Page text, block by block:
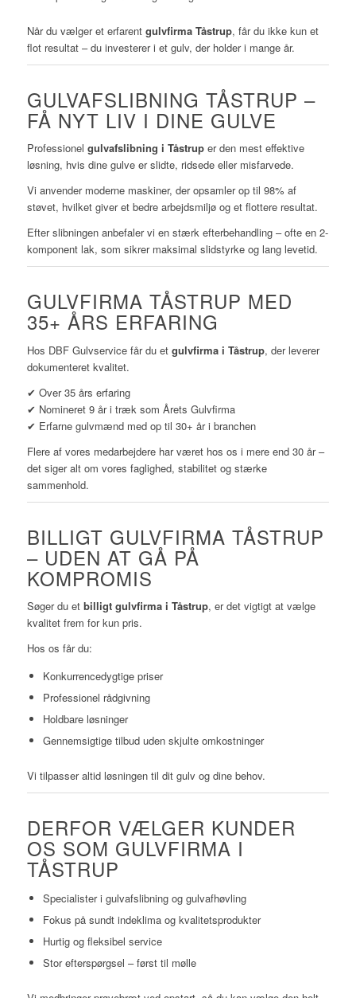
Når du vælger et erfarent gulvfirma Tåstrup, får du ikke kun et
flot resultat – du investerer i et gulv, der holder i mange år.
GULVAFSLIBNING TÅSTRUP –
FÅ NYT LIV I DINE GULVE
Professionel gulvafslibning i Tåstruper den mest effektive
løsning, hvis dine gulve er slidte, ridsede eller misfarvede.
Vi anvender moderne maskiner, der opsamler op til 98% af
støvet, hvilket giver et bedre arbejdsmiljø og et flottere resultat.
Efter slibningen anbefaler vi en stærk efterbehandling – ofte en 2-
komponent lak, som sikrer maksimal slidstyrke og lang levetid.
GULVFIRMA TÅSTRUP MED
35+ ÅRS ERFARING
Hos DBF Gulvservice får du et gulvfirma i Tåstrup, der leverer
dokumenteret kvalitet.
✔ Over 35 års erfaring
✔ Nomineret 9 år i træk som Årets Gulvfirma
✔ Erfarne gulvmænd med op til 30+ år i branchen
Flere af vores medarbejdere har været hos os i mere end 30 år –
det siger alt om vores faglighed, stabilitet og stærke
sammenhold.
BILLIGT GULVFIRMA TÅSTRUP
– UDEN AT GÅ PÅ
KOMPROMIS
Søger du et billigt gulvfirma i Tåstrup, er det vigtigt at vælge
kvalitet frem for kun pris.
Hos os får du:
Konkurrencedygtige priser
Professionel rådgivning
Holdbare løsninger
Gennemsigtige tilbud uden skjulte omkostninger
Vi tilpasser altid løsningen til dit gulv og dine behov.
DERFOR VÆLGER KUNDER
OS SOM GULVFIRMA I
TÅSTRUP
Specialister i gulvafslibning og gulvafhøvling
Fokus på sundt indeklima og kvalitetsprodukter
Hurtig og fleksibel service
Stor efterspørgsel – først til mølle